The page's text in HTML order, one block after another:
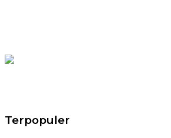
Terpopuler